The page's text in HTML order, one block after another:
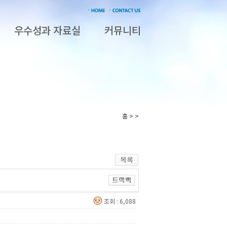
우수성과 자료실 커뮤니티
홈 > >
조회 : 6,088